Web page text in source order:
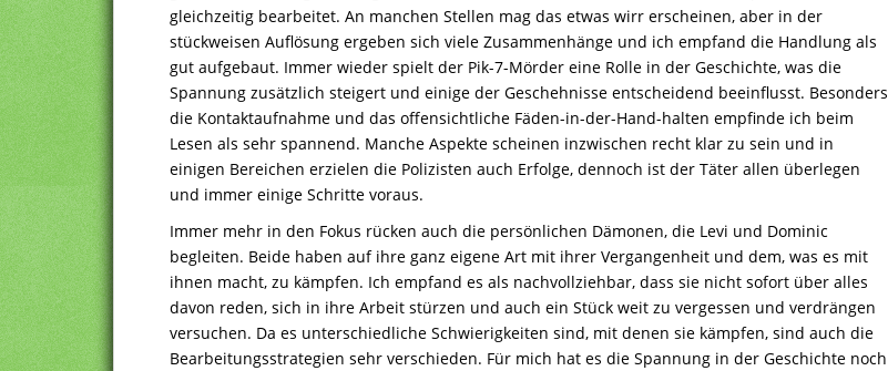
gleichzeitig bearbeitet. An manchen Stellen mag das etwas wirr erscheinen, aber in der
stückweisen Auflösung ergeben sich viele Zusammenhänge und ich empfand die Handlung als
gut aufgebaut. Immer wieder spielt der Pik-7-Mörder eine Rolle in der Geschichte, was die
Spannung zusätzlich steigert und einige der Geschehnisse entscheidend beeinflusst. Besonders
die Kontaktaufnahme und das offensichtliche Fäden-in-der-Hand-halten empfinde ich beim
Lesen als sehr spannend. Manche Aspekte scheinen inzwischen recht klar zu sein und in
einigen Bereichen erzielen die Polizisten auch Erfolge, dennoch ist der Täter allen überlegen
und immer einige Schritte voraus.
Immer mehr in den Fokus rücken auch die persönlichen Dämonen, die Levi und Dominic
begleiten. Beide haben auf ihre ganz eigene Art mit ihrer Vergangenheit und dem, was es mit
ihnen macht, zu kämpfen. Ich empfand es als nachvollziehbar, dass sie nicht sofort über alles
davon reden, sich in ihre Arbeit stürzen und auch ein Stück weit zu vergessen und verdrängen
versuchen. Da es unterschiedliche Schwierigkeiten sind, mit denen sie kämpfen, sind auch die
Bearbeitungsstrategien sehr verschieden. Für mich hat es die Spannung in der Geschichte noch